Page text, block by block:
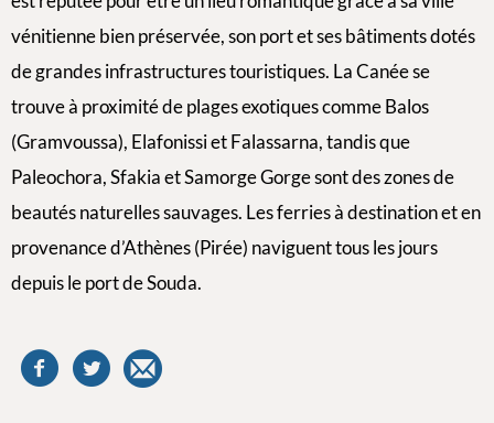
vénitienne bien préservée, son port et ses bâtiments dotés
de grandes infrastructures touristiques. La Canée se
trouve à proximité de plages exotiques comme Balos
(Gramvoussa), Elafonissi et Falassarna, tandis que
Paleochora, Sfakia et Samorge Gorge sont des zones de
beautés naturelles sauvages. Les ferries à destination et en
provenance d’Athènes (Pirée) naviguent tous les jours
depuis le port de Souda.